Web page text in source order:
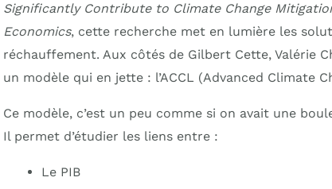
Significantly Contribute to Climate Change
Economics, cette recherche met en lumière les
réchauffement. Aux côtés de Gilbert Cette, Valérie
un modèle qui en jette : l’ACCL (Advanced Climate
Ce modèle, c’est un peu comme si on avait une
Il permet d’étudier les liens entre :
Le PIB